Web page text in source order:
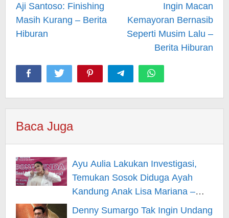
Aji Santoso: Finishing
Masih Kurang – Berita
Hiburan
Ingin Macan
Kemayoran Bernasib
Seperti Musim Lalu –
Berita Hiburan
Baca Juga
Ayu Aulia Lakukan Investigasi,
Temukan Sosok Diduga Ayah
Kandung Anak Lisa Mariana –
Berita Hiburan
Denny Sumargo Tak Ingin Undang